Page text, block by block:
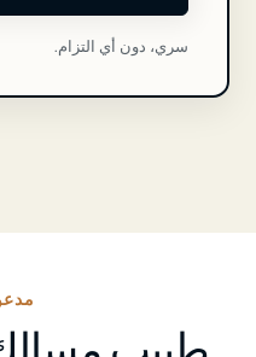
سري، دون أي التزام.